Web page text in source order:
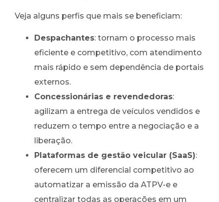
Veja alguns perfis que mais se beneficiam:
Despachantes: tornam o processo mais
eficiente e competitivo, com atendimento
mais rápido e sem dependência de portais
externos.
Concessionárias e revendedoras:
agilizam a entrega de veículos vendidos e
reduzem o tempo entre a negociação e a
liberação.
Plataformas de gestão veicular (SaaS):
oferecem um diferencial competitivo ao
automatizar a emissão da ATPV-e e
centralizar todas as operações em um